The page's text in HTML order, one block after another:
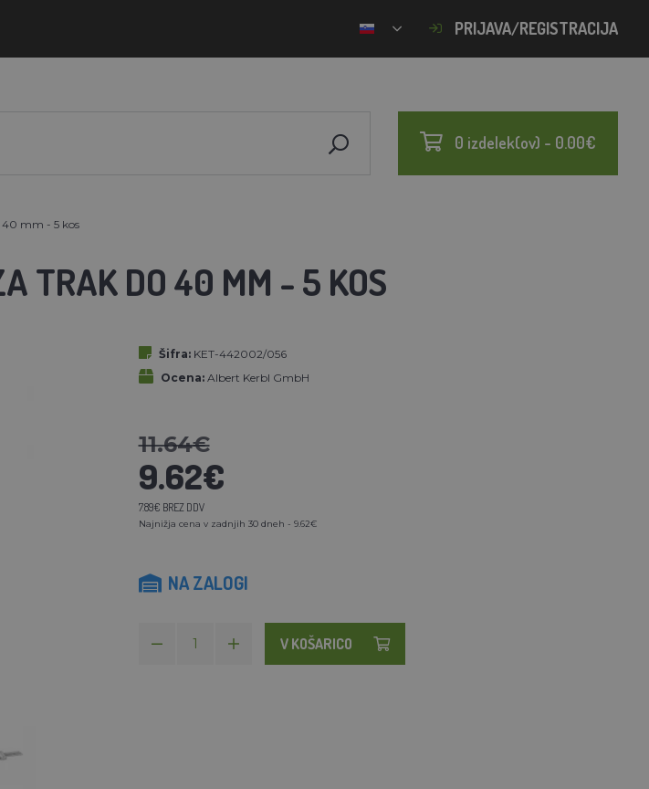
PRIJAVA/REGISTRACIJA
0 izdelek(ov) - 0.00€
mm - 5 kos
TRAK DO 40 MM - 5 KOS
Šifra: KET-442002/056
Ocena: Albert Kerbl GmbH
11.64€
9.62€
7.89€ BREZ DDV
Najnižja cena v zadnjih 30 dneh - 9.62€
NA ZALOGI
V KOŠARICO